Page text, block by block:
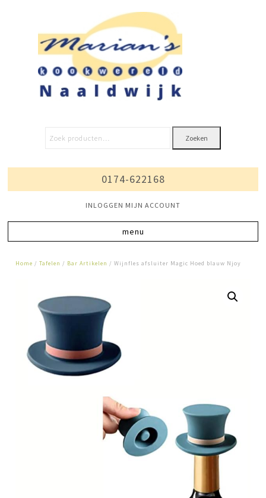
Zoeken
0174-622168
INLOGGEN MIJN ACCOUNT
Home /Tafelen / Bar Artikelen / Wijnfles afsluiter Magic Hoed blauw Njoy